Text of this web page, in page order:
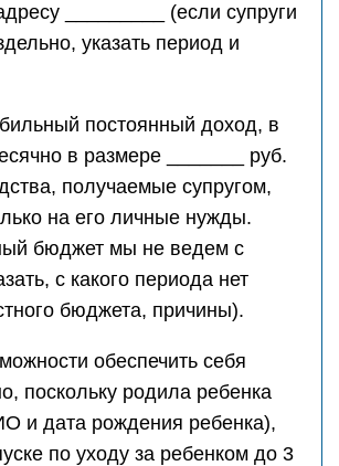
_________ (если супруги
указать период и
постоянный доход, в
в размере _______ руб.
получаемые супругом,
на его личные нужды.
бюджет мы не ведем с
с какого периода нет
бюджета, причины).
обеспечить себя
поскольку родила ребенка
и дата рождения ребенка),
по уходу за ребенком до 3